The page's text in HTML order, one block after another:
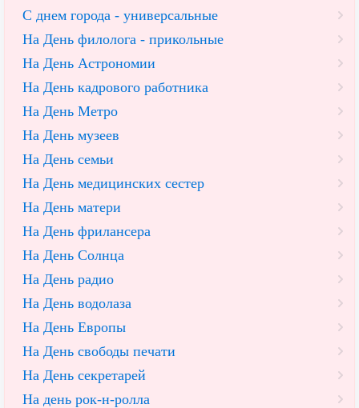
С днем города - универсальные
На День филолога - прикольные
На День Астрономии
На День кадрового работника
На День Метро
На День музеев
На День семьи
На День медицинских сестер
На День матери
На День фрилансера
На День Солнца
На День радио
На День водолаза
На День Европы
На День свободы печати
На День секретарей
На день рок-н-ролла